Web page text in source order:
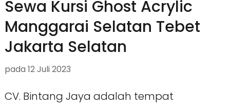
Sewa Kursi Ghost Acrylic
Manggarai Selatan Tebet
Jakarta Selatan
pada 12 Juli 2023
CV. Bintang Jaya adalah tempat